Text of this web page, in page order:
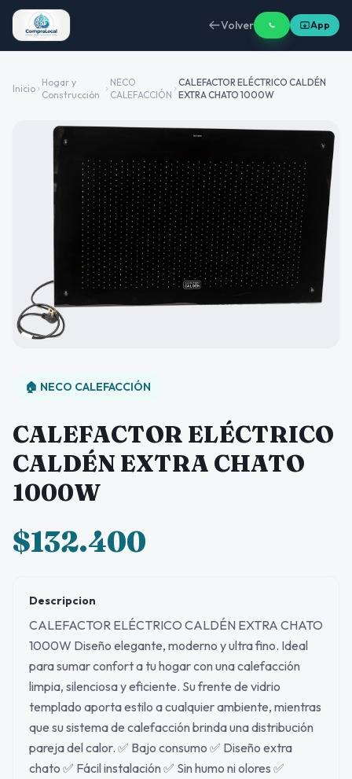
Volver App
Inicio
Hogar y
Construcción
NECO
CALEFACCIÓN
CALEFACTOR ELÉCTRICO CALDÉN
EXTRA CHATO 1000W
🏠 NECO CALEFACCIÓN
CALEFACTOR ELÉCTRICO
CALDÉN EXTRA CHATO
1000W
$132.400
Descripcion
CALEFACTOR ELÉCTRICO CALDÉN EXTRA CHATO
1000W Diseño elegante, moderno y ultra fino. Ideal
para sumar confort a tu hogar con una calefacción
limpia, silenciosa y eficiente. Su frente de vidrio
templado aporta estilo a cualquier ambiente, mientras
que su sistema de calefacción brinda una distribución
pareja del calor. ✅ Bajo consumo ✅ Diseño extra
chato ✅ Fácil instalación ✅ Sin humo ni olores ✅